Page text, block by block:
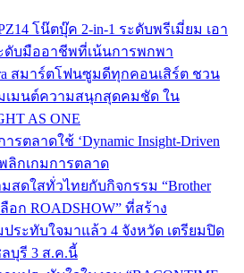
โน๊ตบุ๊ค 2-in-1 ระดับพรีเมี่ยม เอา
ดับมืออาชีพที่เน้นการพกพา
สมาร์ตโฟนซูมดีทุกคอนเสิร์ต ชวน
เมนต์ความสนุกสุดคมชัด ใน
AS ONE
รตลาดใช้ ‘Dynamic Insight-Driven
ลิกเกมการตลาด
สดใสทั่วไทยกับกิจกรรม “Brother
อก ROADSHOW” ที่สร้าง
ระทับใจมาแล้ว 4 จังหวัด เตรียมปิด
บุรี 3 ส.ค.นี้